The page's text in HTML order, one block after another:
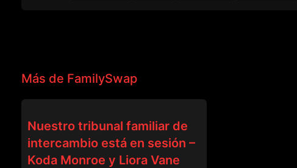
Más de FamilySwap
Nuestro tribunal familiar de
intercambio está en sesión –
Koda Monroe y Liora Vane